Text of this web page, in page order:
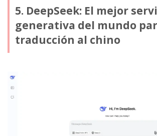
5. DeepSeek: El mejor
generativa del mundo
traducción al chino